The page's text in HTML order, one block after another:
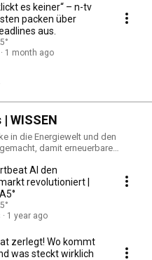
es keiner“ – n-tv
packen über
aus.
1 month ago
WISSEN
in die Energiewelt und den
damit erneuerbare
AI den
revolutioniert |
1 year ago
zerlegt! Wo kommt
was steckt wirklich